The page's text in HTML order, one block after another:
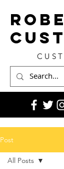
Post
All Posts